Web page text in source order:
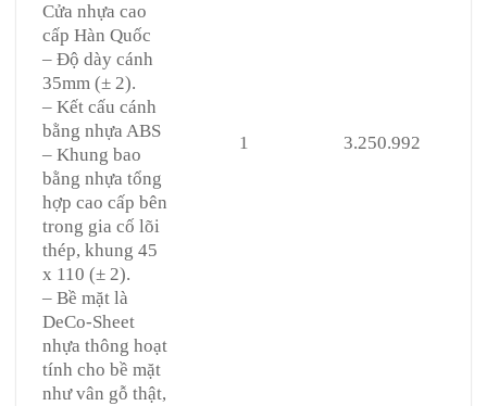
Cửa nhựa cao
cấp Hàn Quốc
– Độ dày cánh
35mm (± 2).
– Kết cấu cánh
bằng nhựa ABS
– Khung bao
bằng nhựa tổng
hợp cao cấp bên
trong gia cố lõi
thép, khung 45
x 110 (± 2).
– Bề mặt là
DeCo-Sheet
nhựa thông hoạt
tính cho bề mặt
như vân gỗ thật,
1 3.250.992